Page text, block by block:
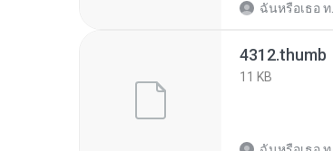
ฉันหรือเธอ ท.
4312.thumb
11 KB